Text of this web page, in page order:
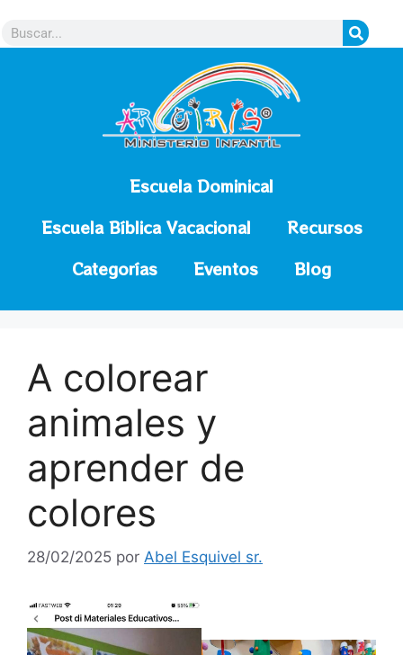
Escuela Dominical
Escuela Bíblica Vacacional
Recursos
Categorías
Eventos Blog
A colorear
animales y
aprender de
colores
28/02/2025 por Abel Esquivel sr.